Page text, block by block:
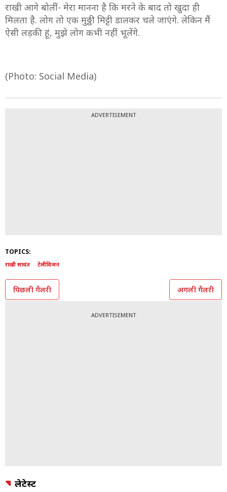
राखी आगे बोलीं- मेरा मानना है कि मरने के बाद तो खुदा ही
मिलता है. लोग तो एक मुठ्ठी मिट्टी डालकर चले जाएंगे. लेकिन मैं
ऐसी लड़की हूं, मुझे लोग कभी नहीं भूलेंगे.
(Photo: Social Media)
ADVERTISEMENT
TOPICS:
राखी सावंत टेलीविजन
पिछली गैलरी अगली गैलरी
ADVERTISEMENT
लेटेस्ट